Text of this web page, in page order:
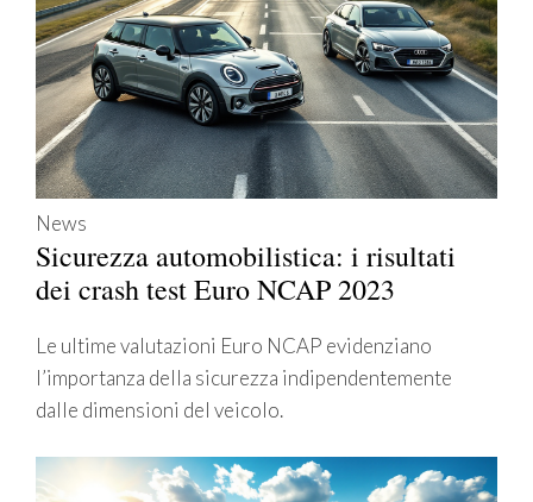
News
Sicurezza automobilistica: i risultati
dei crash test Euro NCAP 2023
Le ultime valutazioni Euro NCAP evidenziano
l’importanza della sicurezza indipendentemente
dalle dimensioni del veicolo.